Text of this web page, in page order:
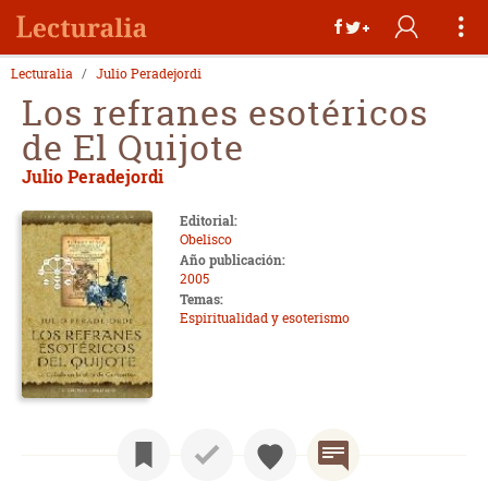
Lecturalia Julio Peradejordi
Los refranes esotéricos
de El Quijote
Julio Peradejordi
Editorial:
Obelisco
Año publicación:
2005
Temas:
Espiritualidad y esoterismo